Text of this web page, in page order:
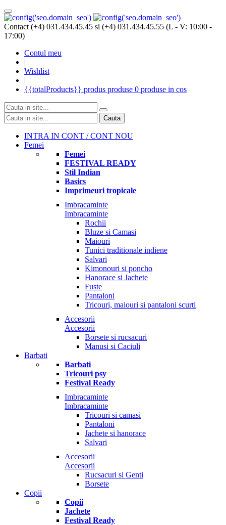
Contact (+4) 031.434.45.45 si (+4) 031.434.45.55 (L - V: 10:00 -
17:00)
Contul meu
|
Wishlist
|
{{totalProducts}} produs produse 0 produse in cos
Cauta
INTRA IN CONT / CONT NOU
Femei
Femei
FESTIVAL READY
Stil Indian
Basics
Imprimeuri tropicale
Imbracaminte
Imbracaminte
Rochii
Bluze si Camasi
Maiouri
Tunici traditionale indiene
Salvari
Kimonouri si poncho
Hanorace si Jachete
Fuste
Pantaloni
Tricouri, maiouri si pantaloni scurti
Accesorii
Accesorii
Borsete si rucsacuri
Manusi si Caciuli
Barbati
Barbati
Tricouri psy
Festival Ready
Imbracaminte
Imbracaminte
Tricouri si camasi
Pantaloni
Jachete si hanorace
Salvari
Accesorii
Accesorii
Rucsacuri si Genti
Borsete
Copii
Copii
Jachete
Festival Ready